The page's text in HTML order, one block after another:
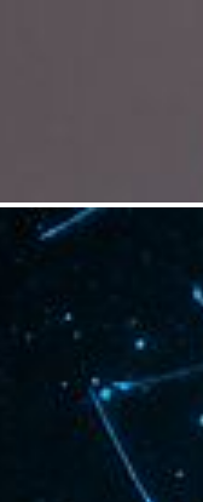
für die